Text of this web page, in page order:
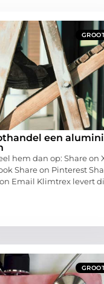
een
hem dan op: Share on
Share on Pinterest
Email Klimtrex levert